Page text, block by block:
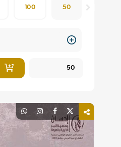
50
100
Quantity